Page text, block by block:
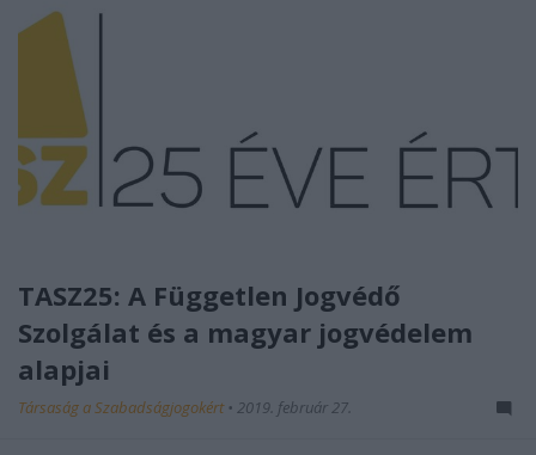
TASZ25: A Független Jogvédő
Szolgálat és a magyar jogvédelem
alapjai
Társaság a Szabadságjogokért • 2019. február 27.